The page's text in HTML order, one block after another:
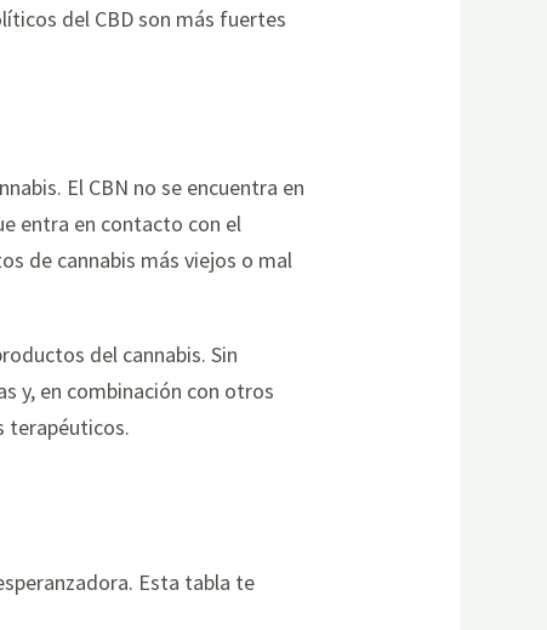
del CBD son más fuertes
El CBN no se encuentra en
entra en contacto con el
de cannabis más viejos o mal
del cannabis. Sin
y, en combinación con otros
terapéuticos.
Esta tabla te